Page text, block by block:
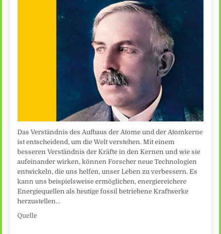
Das Verständnis des Aufbaus der Atome und der Atomkerne
ist entscheidend, um die Welt verstehen. Mit einem
besseren Verständnis der Kräfte in den Kernen und wie sie
aufeinander wirken, können Forscher neue Technologien
entwickeln, die uns helfen, unser Leben zu verbessern. Es
kann uns beispielsweise ermöglichen, energiereichere
Energiequellen als heutige fossil betriebene Kraftwerke
herzustellen…
Quelle